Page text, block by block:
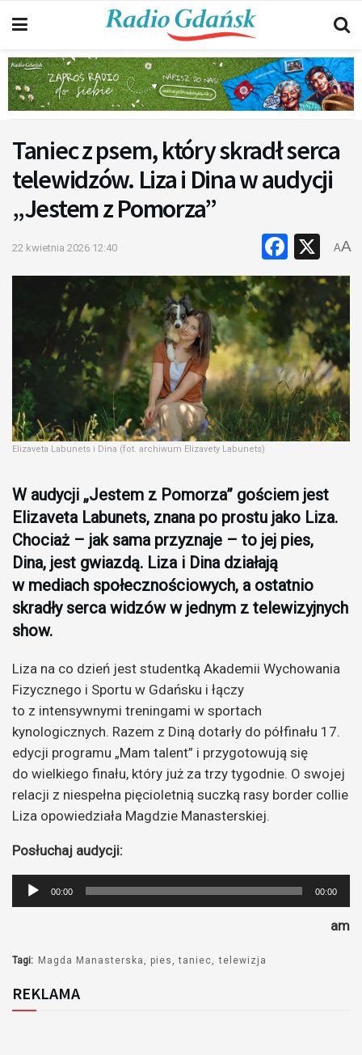
Taniec z psem, który skradł serca
telewidzów. Liza i Dina w audycji
„Jestem z Pomorza”
22 kwietnia 2026 12:40 X
AA
Elizaveta Labunets i Dina (fot. archiwum Elizavety Labunets)
W audycji „Jestem z Pomorza” gościem jest
Elizaveta Labunets, znana po prostu jako Liza.
Chociaż – jak sama przyznaje – to jej pies,
Dina, jest gwiazdą. Liza i Dina działają
w mediach społecznościowych, a ostatnio
skradły serca widzów w jednym z telewizyjnych
show.
Liza na co dzień jest studentką Akademii Wychowania
Fizycznego i Sportu w Gdańsku i łączy
to z intensywnymi treningami w sportach
kynologicznych. Razem z Diną dotarły do półfinału 17.
edycji programu „Mam talent” i przygotowują się
do wielkiego finału, który już za trzy tygodnie. O swojej
relacji z niespełna pięcioletnią suczką rasy border collie
Liza opowiedziała Magdzie Manasterskiej.
Posłuchaj audycji:
Odtwarzacz
plików
00:00 00:00
am
Tagi: Magda Manasterska pies taniec telewizja
REKLAMA